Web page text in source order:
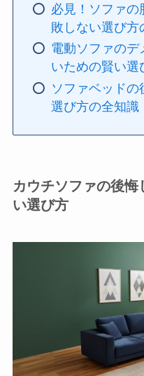
必見！ソファの
敗しない選び方
電動ソファのデ
いための賢い選
ソファベッドの
選び方の全知識
カウチソファの後
い選び方